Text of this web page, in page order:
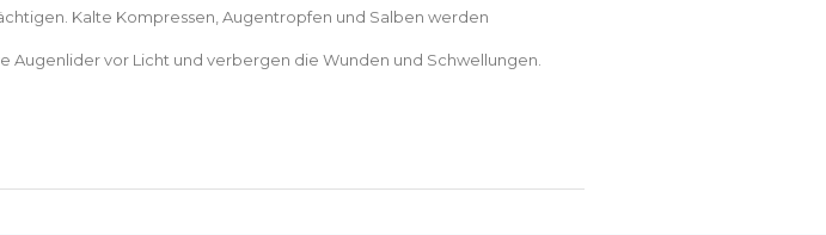
Kalte Kompressen, Augentropfen und Salben werden
Augenlider vor Licht und verbergen die Wunden und Schwellungen.